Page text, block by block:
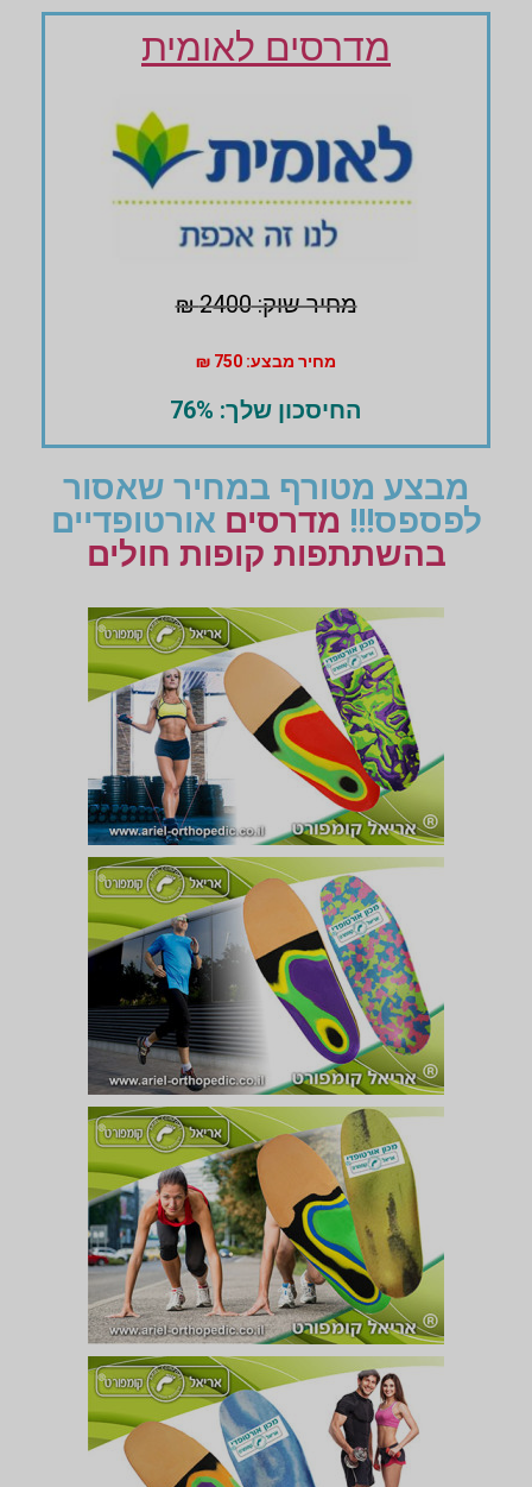
מדרסים לאומית
מחיר שוק: 2400 ₪
מחיר מבצע: 750 ₪
החיסכון שלך: 76%
מבצע מטורף במחיר שאסור
לפספס!!! מדרסים אורטופדיים
בהשתתפות קופות חולים